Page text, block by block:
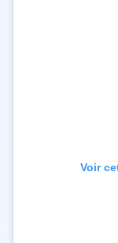
Voir